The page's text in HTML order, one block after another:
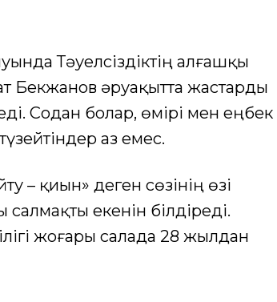
Тәуелсіздіктің алғашқы
әруақытта жастарды
Содан болар, өмірі мен еңбек
аз емес.
– қиын» деген сөзінің өзі
екенін білдіреді.
жоғары салада 28 жылдан